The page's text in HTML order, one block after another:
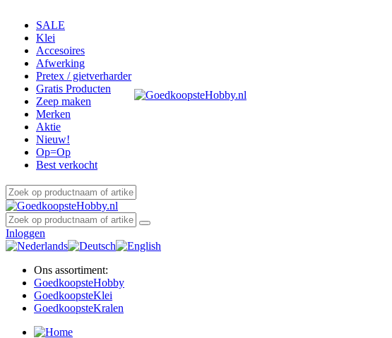
SALE
Klei
Accesoires
Afwerking
Pretex / gietverharder
Gratis Producten
Zeep maken
Merken
Aktie
Nieuw!
Op=Op
Best verkocht
Inloggen
Ons assortiment:
GoedkoopsteHobby
GoedkoopsteKlei
GoedkoopsteKralen